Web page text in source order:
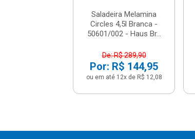
Saladeira Melamina
Circles 4,5l Branca -
50601/002 - Haus Br...
De: R$ 289,90
Por: R$ 144,95
ou em até 12x de R$ 12,08